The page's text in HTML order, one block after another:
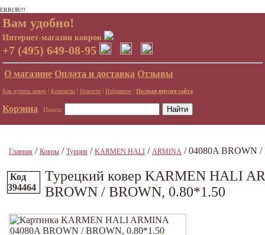
ERROR!!!
Вам удобно!
Интернет-магазин ковров
+7 (495) 649-08-95
О магазине Оплата и доставка Отзывы
Как купить ковер | Контакты | Новости | Избранное | Полная версия сайта
Корзина Поиск:
Главная / Ковры / Турция / KARMEN HALI / ARMINA / 04080A BROWN
Код
394464
Турецкий ковер KARMEN HALI
BROWN / BROWN, 0.80*1.50